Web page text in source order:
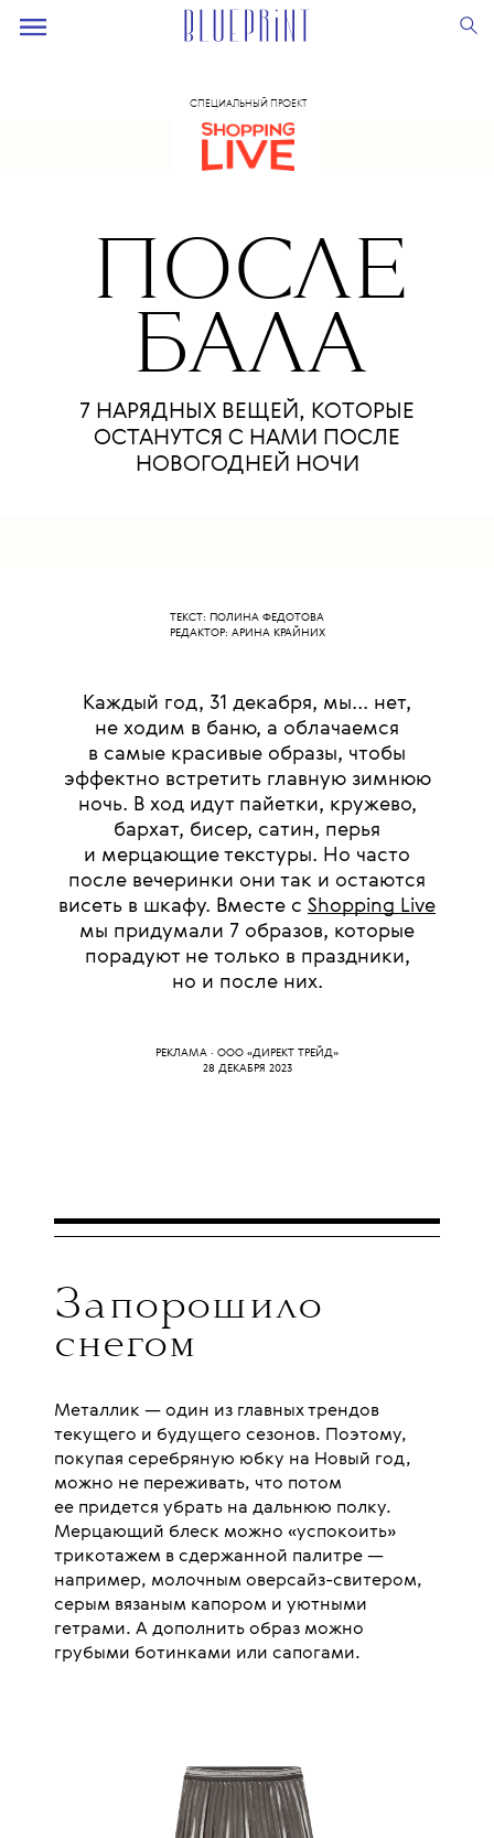
СПЕЦИАЛЬНЫЙ ПРОЕКТ
ПОСЛЕ
БАЛА
7 НАРЯДНЫХ ВЕЩЕЙ, КОТОРЫЕ
ОСТАНУТСЯ С НАМИ ПОСЛЕ
НОВОГОДНЕЙ НОЧИ
ТЕКСТ: ПОЛИНА ФЕДОТОВА
РЕДАКТОР: АРИНА КРАЙНИХ
Каждый год, 31 декабря, мы... нет,
не ходим в баню, а облачаемся
в самые красивые образы, чтобы
эффектно встретить главную зимнюю
ночь. В ход идут пайетки, кружево,
бархат, бисер, сатин, перья
и мерцающие текстуры. Но часто
после вечеринки они так и остаются
висеть в шкафу. Вместе с Shopping Live
мы придумали 7 образов, которые
порадуют не только в праздники,
но и после них.
РЕКЛАМА · ООО «ДИРЕКТ ТРЕЙД»
28 ДЕКАБРЯ 2023
Запорошило
снегом
Металлик — один из главных трендов
текущего и будущего сезонов. Поэтому,
покупая серебряную юбку на Новый год,
можно не переживать, что потом
ее придется убрать на дальнюю полку.
Мерцающий блеск можно «успокоить»
трикотажем в сдержанной палитре —
например, молочным оверсайз-свитером,
серым вязаным капором и уютными
гетрами. А дополнить образ можно
грубыми ботинками или сапогами.